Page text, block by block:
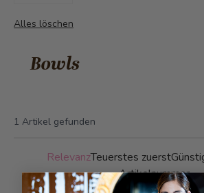
Alles löschen
Bowls
1 Artikel gefunden
RelevanzTeuerstes zuerst
Artikelnummer